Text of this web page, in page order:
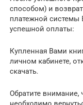
способом) и
платежной системы
успешной оплаты:
Купленная Вами
личном кабинете,
скачать.
Обратите